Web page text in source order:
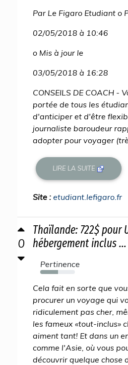
Par Le Figaro Etudiant o
02/05/2018 à 10:46
o Mis à jour le
03/05/2018 à 16:28
CONSEILS DE COACH -
portée de tous les
d'anticiper et d'être
journaliste baroudeur
adopter pour voyager
LIRE LA SUITE
Site : etudiant.lefigaro.fr
0
Thaïlande: 722$ pour
hébergement inclus ...
Pertinence
52%
Cela fait en sorte que
procurer un voyage qui
ridiculement pas cher,
les fameux «tout-inclus»
aiment tant! Et dans un
comme l'Asie, où vous
découvrir quelque chose